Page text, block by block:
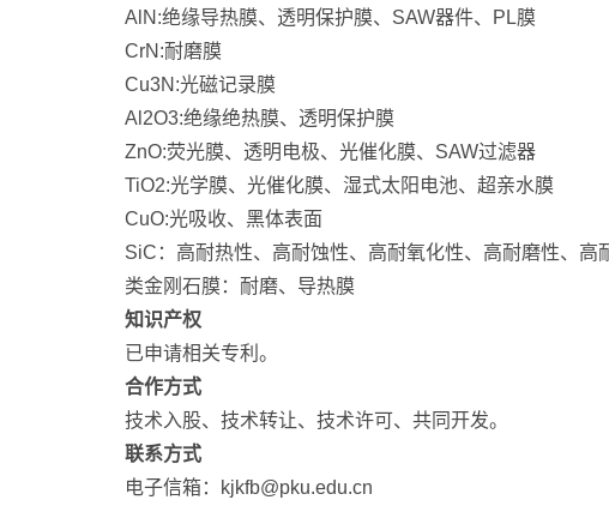
AlN:绝缘导热膜、透明保护膜、SAW器件、PL膜
CrN:耐磨膜
Cu3N:光磁记录膜
Al2O3:绝缘绝热膜、透明保护膜
ZnO:荧光膜、透明电极、光催化膜、SAW过滤器
TiO2:光学膜、光催化膜、湿式太阳电池、超亲水膜
CuO:光吸收、黑体表面
SiC：高耐热性、高耐蚀性、高耐氧化性、高耐磨性、高
类金刚石膜：耐磨、导热膜
知识产权
已申请相关专利。
合作方式
技术入股、技术转让、技术许可、共同开发。
联系方式
电子信箱：kjkfb@pku.edu.cn